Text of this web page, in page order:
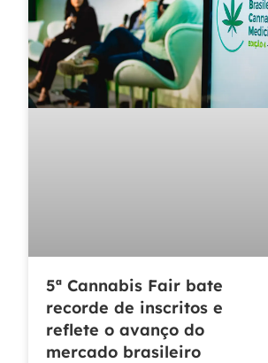
5ª Cannabis Fair bate
recorde de inscritos e
reflete o avanço do
mercado brasileiro